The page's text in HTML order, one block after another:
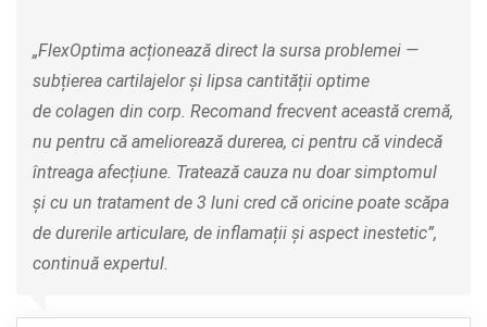
„FlexOptima acționează direct la sursa problemei —
subțierea cartilajelor și lipsa cantității optime
de colagen din corp. Recomand frecvent această cremă,
nu pentru că ameliorează durerea, ci pentru că vindecă
întreaga afecțiune. Tratează cauza nu doar simptomul
și cu un tratament de 3 luni cred că oricine poate scăpa
de durerile articulare, de inflamații și aspect inestetic”,
continuă expertul.